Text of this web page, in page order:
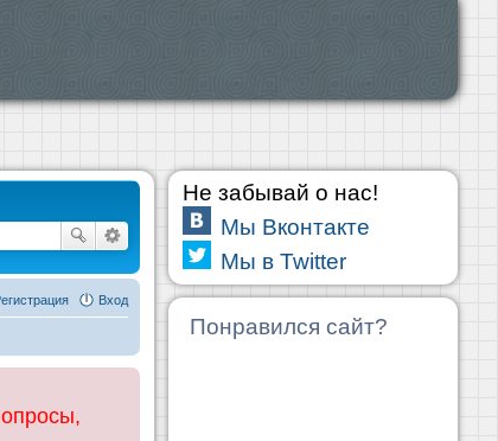
Вход
Не забывай о нас!
Мы Вконтакте
Мы в Twitter
Понравился сайт?